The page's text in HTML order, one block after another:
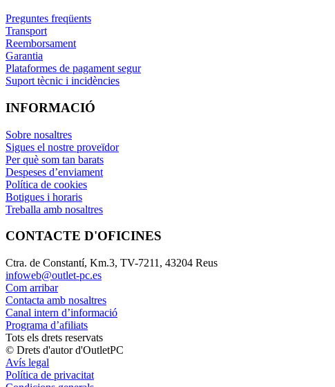
Preguntes freqüents
Transport
Reemborsament
Garantia
Plataformes de pagament segur
Suport tècnic i incidències
INFORMACIÓ
Sobre nosaltres
Sigues el nostre proveïdor
Per què som tan barats
Despeses d’enviament
Política de cookies
Botigues i horaris
Treballa amb nosaltres
CONTACTE D'OFICINES
Ctra. de Constantí, Km.3, TV-7211, 43204 Reus
infoweb@outlet-pc.es
Com arribar
Contacta amb nosaltres
Canal intern d’informació
Programa d’afiliats
Tots els drets reservats
© Drets d'autor d'OutletPC
Avís legal
Política de privacitat